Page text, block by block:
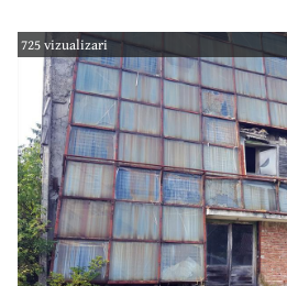
725 vizualizari